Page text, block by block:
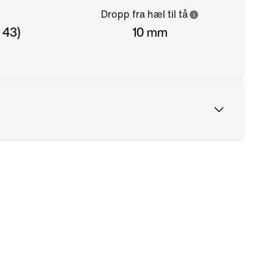
Dropp fra hæl til tå
10 mm